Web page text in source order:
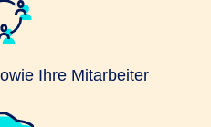
Ihre Mitarbeiter